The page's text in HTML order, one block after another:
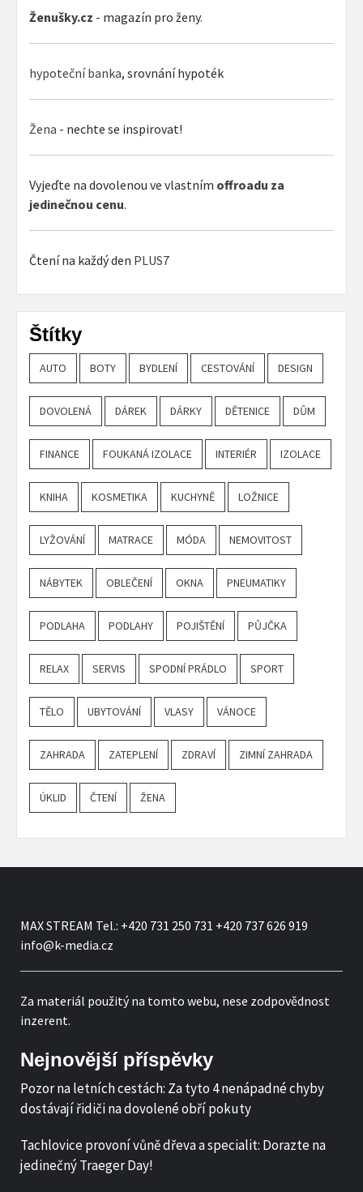
Ženušky.cz - magazín pro ženy.
hypoteční banka, srovnání hypoték
Žena - nechte se inspirovat!
Vyjeďte na dovolenou ve vlastním offroadu za
jedinečnou cenu.
Čtení na každý den PLUS7
Štítky
AUTO BOTY BYDLENÍ CESTOVÁNÍ DESIGN
DOVOLENÁ DÁREK DÁRKY DĚTENICE DŮM
FINANCE FOUKANÁ IZOLACE INTERIÉR IZOLACE
KNIHA KOSMETIKA KUCHYNĚ LOŽNICE
LYŽOVÁNÍ MATRACE MÓDA NEMOVITOST
NÁBYTEK OBLEČENÍ OKNA PNEUMATIKY
PODLAHA PODLAHY POJIŠTĚNÍ PŮJČKA
RELAX SERVIS SPODNÍ PRÁDLO SPORT
TĚLO UBYTOVÁNÍ VLASY VÁNOCE
ZAHRADA ZATEPLENÍ ZDRAVÍ ZIMNÍ ZAHRADA
ÚKLID ČTENÍ ŽENA
MAX STREAM Tel.: +420 731 250 731 +420 737 626 919
info@k-media.cz
Za materiál použitý na tomto webu, nese zodpovědnost
inzerent.
Nejnovější příspěvky
Pozor na letních cestách: Za tyto 4 nenápadné chyby
dostávají řidiči na dovolené obří pokuty
Tachlovice provoní vůně dřeva a specialit: Dorazte na
jedinečný Traeger Day!